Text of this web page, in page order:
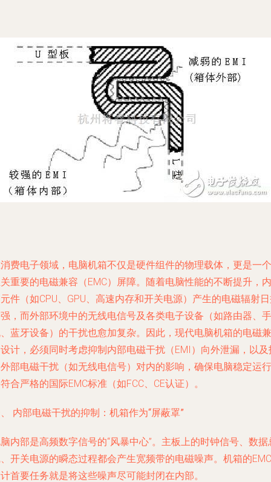
费电子领域，电脑机箱不仅是硬件组件的物理载体，更是一个
重要的电磁兼容（EMC）屏障。随着电脑性能的不断提升，内
件（如CPU、GPU、高速内存和开关电源）产生的电磁辐射
，而外部环境中的无线电信号及各类电子设备（如路由器、手
蓝牙设备）的干扰也愈加复杂。因此，现代电脑机箱的电磁兼
计，必须同时考虑抑制内部电磁干扰（EMI）向外泄漏，以及
部电磁干扰（如无线电信号）对内的影响，确保电脑稳定运行
合严格的国际EMC标准（如FCC、CE认证）。
内部电磁干扰的抑制：机箱作为“屏蔽罩”
内部是高频数字信号的“风暴中心”。主板上的时钟信号、数据
开关电源的瞬态过程都会产生宽频带的电磁噪声。机箱的EMC
首要任务就是将这些噪声尽可能封闭在内部。